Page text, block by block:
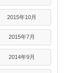
2015年10月
2015年7月
2014年9月